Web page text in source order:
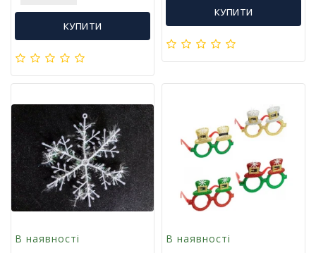
т
Т
о
а
р
и
д
л
я
в
і
п
КУПИТИ
КУПИТИ
В наявності В наявності